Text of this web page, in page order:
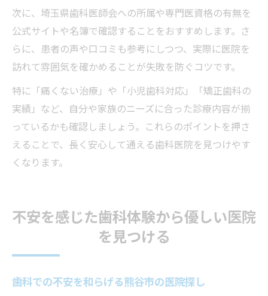
次に、埼玉県歯科医師会への所属や専門医資格の有無を
公式サイトや名簿で確認することをおすすめします。さ
らに、患者の声や口コミも参考にしつつ、実際に医院を
訪れて雰囲気を確かめることが失敗を防ぐコツです。
特に「痛くない治療」や「小児歯科対応」「矯正歯科の
実績」など、自分や家族のニーズに合った診療内容が揃
っているかも確認しましょう。これらのポイントを押さ
えることで、長く安心して通える歯科医院を見つけやす
くなります。
不安を感じた歯科体験から優しい医院
を見つける
歯科での不安を和らげる熊谷市の医院探し